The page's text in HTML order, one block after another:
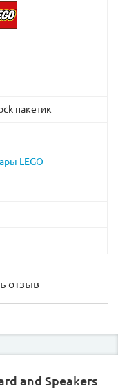
пакетик
LEGO
отзыв
and Speakers